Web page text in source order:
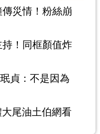
災情！粉絲崩
！同框顏值炸
貞：不是因為
尾油土伯網看